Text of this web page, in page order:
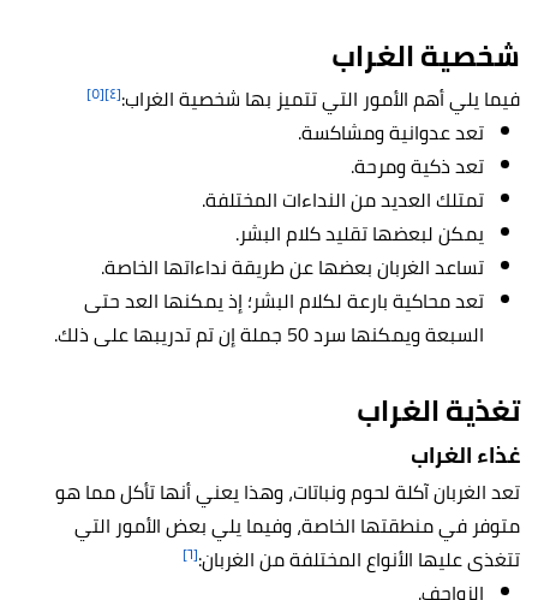
شخصية الغراب
فيما يلي أهم الأمور التي تتميز بها شخصية الغراب:[٤] [٥]
تعد عدوانية ومشاكسة.
تعد ذكية ومرحة.
تمتلك العديد من النداءات المختلفة.
يمكن لبعضها تقليد كلام البشر.
تساعد الغربان بعضها عن طريقة نداءاتها الخاصة.
تعد محاكية بارعة لكلام البشر؛ إذ يمكنها العد حتى
السبعة ويمكنها سرد 50 جملة إن تم تدريبها على ذلك.
تغذية الغراب
غذاء الغراب
تعد الغربان آكلة لحوم ونباتات، وهذا يعني أنها تأكل مما هو
متوفر في منطقتها الخاصة، وفيما يلي بعض الأمور التي
تتغذى عليها الأنواع المختلفة من الغربان:[٦]